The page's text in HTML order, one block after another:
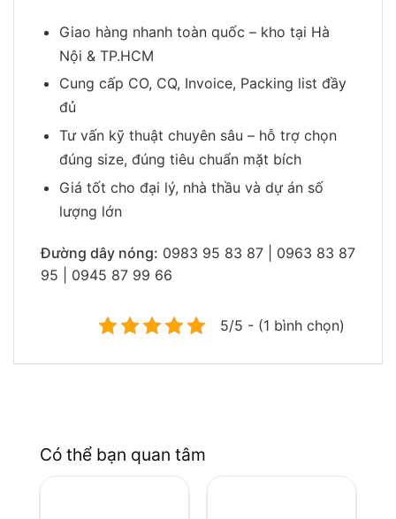
Giao hàng nhanh toàn quốc – kho tại Hà
Nội & TP.HCM
Cung cấp CO, CQ, Invoice, Packing list đầy
đủ
Tư vấn kỹ thuật chuyên sâu – hỗ trợ chọn
đúng size, đúng tiêu chuẩn mặt bích
Giá tốt cho đại lý, nhà thầu và dự án số
lượng lớn
Đường dây nóng: 0983 95 83 87 | 0963 83 87
95 | 0945 87 99 66
5/5 - (1 bình chọn)
Có thể bạn quan tâm